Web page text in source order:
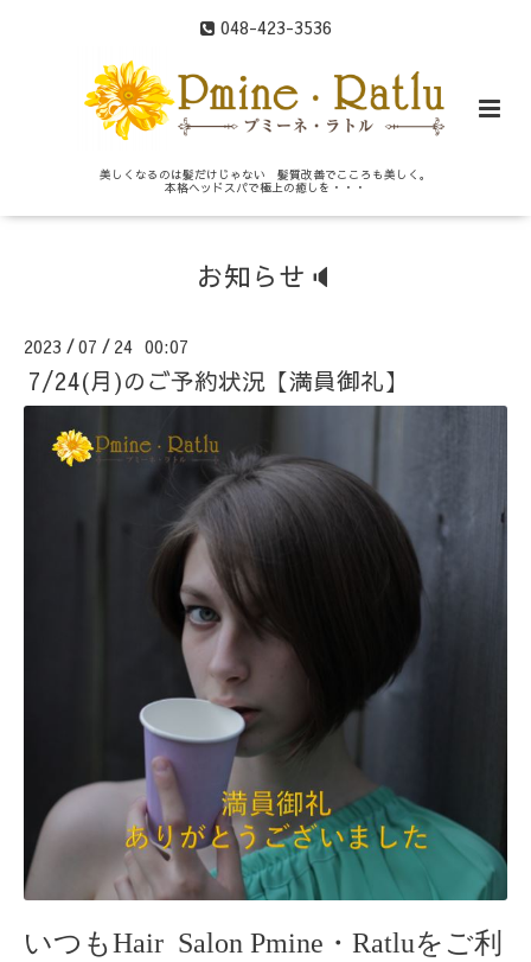
048-423-3536
美しくなるのは髪だけじゃない 髪質改善でこころも美しく。
本格ヘッドスパで極上の癒しを・・・
お知らせ🔈
2023 /07 / 24 00:07
7/24(月)のご予約状況【満員御礼】
いつもHair Salon Pmine・Ratluをご利